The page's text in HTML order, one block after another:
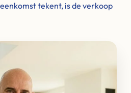
tekent, is de verkoop